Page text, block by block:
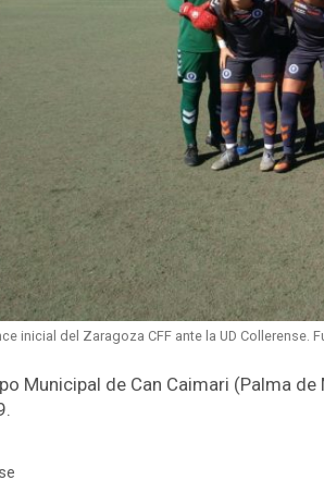
inicial del Zaragoza CFF ante la UD Collerense.
Municipal de Can Caimari (Palma